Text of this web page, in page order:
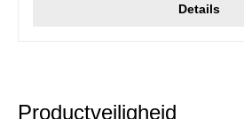
Details
Productveiligheid